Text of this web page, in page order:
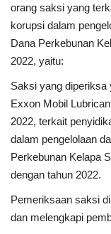
Pendidikan
Informasi
Olahraga
Kesehatan
Layanan Publik
Perempuan/Anak
orang saksi yang
korupsi dalam
Dana Perkebunan
2022, yaitu:
Saksi yang diperiksa
Exxon Mobil
2022, terkait
dalam pengelolaan
Perkebunan Kelapa
dengan tahun 2022.
Pemeriksaan saksi
dan melengkapi